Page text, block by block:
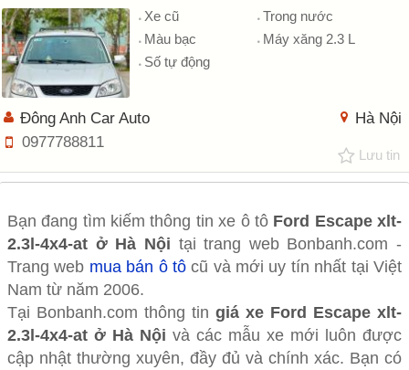
Xe cũ
Trong nước
Màu bạc
Máy xăng 2.3 L
Số tự động
Hà Nội
Đông Anh Car Auto
0977788811
Lưu tin
Bạn đang tìm kiếm thông tin xe ô tô Ford Escape xlt-
2.3l-4x4-at ở Hà Nội tại trang web Bonbanh.com -
Trang web mua bán ô tôcũ và mới uy tín nhất tại Việt
Nam từ năm 2006.
Tại Bonbanh.com thông tin giá xe Ford Escape xlt-
2.3l-4x4-at ở Hà Nội và các mẫu xe mới luôn được
cập nhật thường xuyên, đầy đủ và chính xác. Bạn có